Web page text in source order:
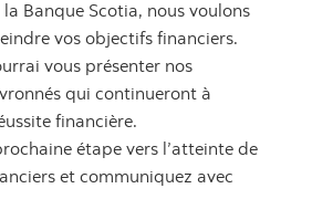
Banque Scotia, nous voulons
vos objectifs financiers.
vous présenter nos
qui continueront à
financière.
étape vers l’atteinte de
et communiquez avec